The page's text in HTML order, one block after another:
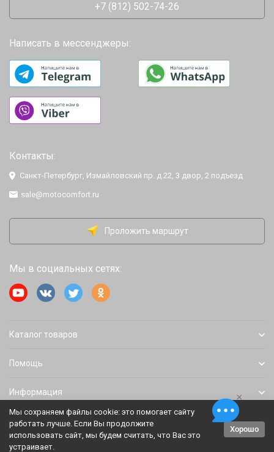
+7 (812) 502-74-26
Написать в мессенджеры:
Контакты:
Санкт-Петербург, Измайловский пр. д.22, 3 двор, 2 подъезд
sale@motocomfort.ru
Проложить маршрут
Мы в социальных сетях:
Каталог товаров
Помощь
Информация
Политика персональных данных
Мы сохраняем файлы cookie: это помогает сайту
работать лучше. Если Вы продолжите
использовать сайт, мы будем считать, что Вас это
устраивает.
Хорошо
×